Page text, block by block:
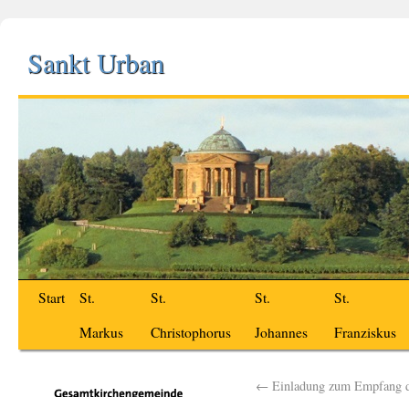
Sankt Urban
Start
St.
Markus
St.
Christophorus
St.
Johannes
St.
Franziskus
← Einladung zum Empfang